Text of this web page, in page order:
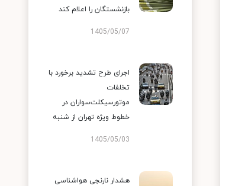
بازنشستگان را اعلام کند
1405/05/07
اجرای طرح تشدید برخورد با
تخلفات
موتورسیکلت‌سواران در
خطوط ویژه تهران از شنبه
1405/05/03
هشدار نارنجی هواشناسی